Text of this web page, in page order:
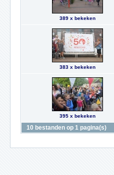
389 x bekeken
383 x bekeken
395 x bekeken
10 bestanden op 1 pagina(s)